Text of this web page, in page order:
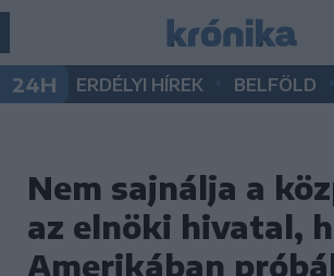
24H ERDÉLYI HÍREK BELFÖLD
Nem sajnálja a
az elnöki hivatal,
Amerikában